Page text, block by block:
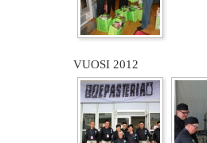
VUOSI 2012